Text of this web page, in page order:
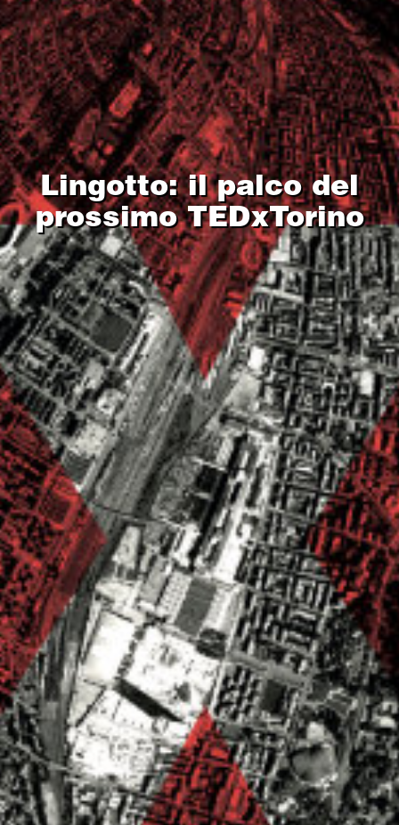
Lingotto: il palco del
prossimo TEDxTorino